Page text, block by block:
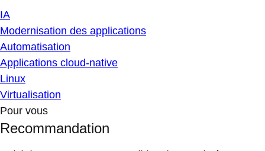
IA
Modernisation des applications
Automatisation
Applications cloud-native
Linux
Virtualisation
Pour vous
Recommandation